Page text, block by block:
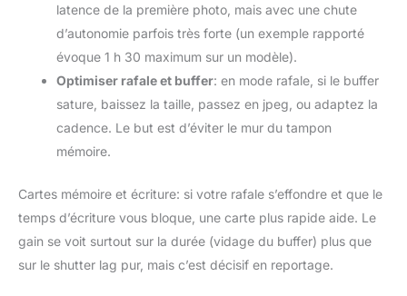
latence de la première photo, mais avec une chute
d’autonomie parfois très forte (un exemple rapporté
évoque 1 h 30 maximum sur un modèle).
Optimiser rafale et buffer: en mode rafale, si le buffer
sature, baissez la taille, passez en jpeg, ou adaptez la
cadence. Le but est d’éviter le mur du tampon
mémoire.
Cartes mémoire et écriture: si votre rafale s’effondre et que le
temps d’écriture vous bloque, une carte plus rapide aide. Le
gain se voit surtout sur la durée (vidage du buffer) plus que
sur le shutter lag pur, mais c’est décisif en reportage.